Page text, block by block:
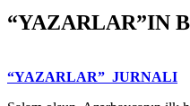
“YAZARLAR”IN
“YAZARLAR” JURNALI